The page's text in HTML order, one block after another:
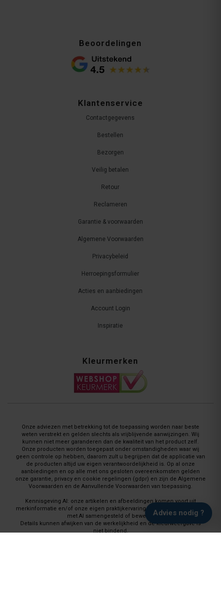
Advies nodig ?
Beoordelingen
Klantenservice
Contactgegevens
Bestellen
Bezorgen
Veilig betalen
Retour
Reclameren
Garantie & voorwaarden
Algemene Voorwaarden
Privacybeleid
Herroepingsformulier
Acties en aanbiedingen
Account Login
Inspiratie
Kleurmerken
Onze adviezen met betrekking tot de toepassing worden naar beste
weten verstrekt en gelden slechts als vrijblijvende aanwijzingen. Wij
kunnen niet meer garanderen dan de kwaliteit van het product zelf.
Onze producten worden toegepast onder omstandigheden waar wij
geen controle op hebben, daarom zult u begrijpen dat de applicatie van
de producten altijd uw eigen verantwoordelijkheid is. Op al onze
aanbiedingen en op alle met ons gesloten overeenkomsten gelden
onze garantie, privacy en cookie regelingen (gdpr) en zijn de Algemene
Voorwaarden en de Aanvullende Voorwaarden van toepassing.
Kennisgeving AI: onze artikelen en afbeeldingen komen voort uit
merkinformatie en/of onze eigen praktijkervaring en worden waar nodig
met AI samengesteld of bewerkt.
Details kunnen afwijken van de werkelijkheid en de kleurweergave is
niet bindend.